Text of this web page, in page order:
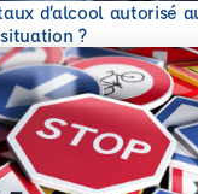
d’alcool autorisé
?